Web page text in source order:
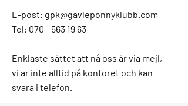
E-post: gpk@gavleponnyklubb.com
Tel: 070 - 563 19 63
Enklaste sättet att nå oss är via mejl,
vi är inte alltid på kontoret och kan
svara i telefon.